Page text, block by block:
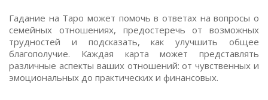
Гадание на Таро может помочь в ответах на вопросы о
семейных отношениях, предостеречь от возможных
трудностей и подсказать, как улучшить общее
благополучие. Каждая карта может представлять
различные аспекты ваших отношений: от чувственных и
эмоциональных до практических и финансовых.